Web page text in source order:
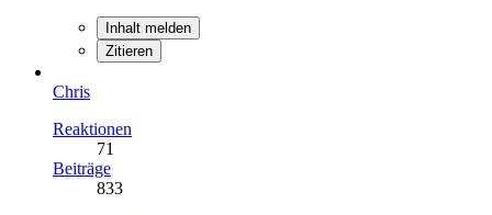
Inhalt melden
Zitieren
Chris
Reaktionen
71
Beiträge
833